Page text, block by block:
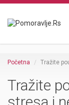
Početna Tražite
Tražite